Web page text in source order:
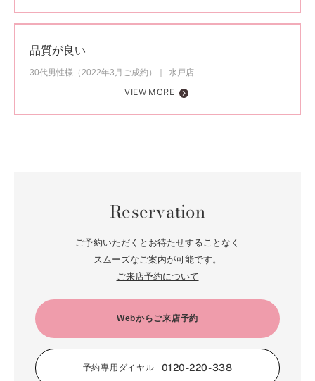
品質が良い
30代男性様（2022年3月ご成約）
水戸店
VIEW MORE
Reservation
ご予約いただくとお待たせすることなく
スムーズなご案内が可能です。
ご来店予約について
Webからご来店予約
予約専用ダイヤル 0120-220-338